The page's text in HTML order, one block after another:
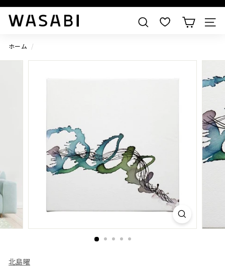
すべての作品を見る
W
S
A
検索
ホーム /
北島曜